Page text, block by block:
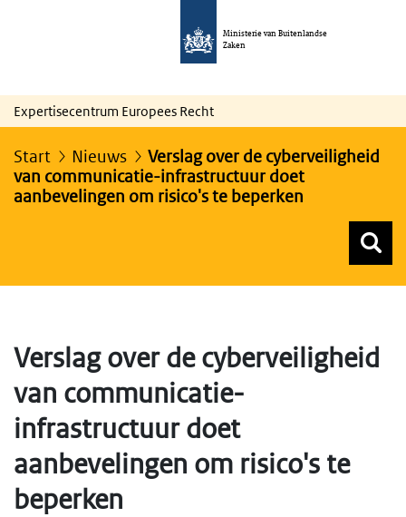
Ministerie van Buitenlandse
Zaken
Expertisecentrum Europees Recht
Start Nieuws
Verslag over de cyberveiligheid
van communicatie-infrastructuur doet
aanbevelingen om risico's te beperken
Verslag over de cyberveiligheid
van communicatie-
infrastructuur doet
aanbevelingen om risico's te
beperken